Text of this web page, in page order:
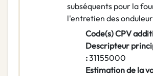
subséquents pour la
l'entretien des
Code(s) CPV
Descripteur
:31155000
Estimation de la